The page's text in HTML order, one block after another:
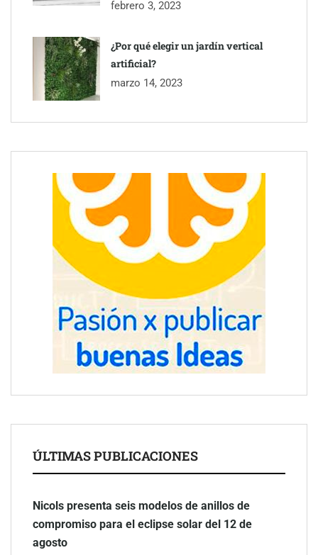
febrero 3, 2023
¿Por qué elegir un jardín vertical
artificial?
marzo 14, 2023
ÚLTIMAS PUBLICACIONES
Nicols presenta seis modelos de anillos de
compromiso para el eclipse solar del 12 de
agosto